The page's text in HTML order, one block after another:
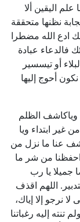
اليقين ألا
نظنها متحققة
ادع الله مضطرا
فالدعاء عبادة
أو تيسسير
أحوج إليها
وياكاشف الظلم
ابتداء ويا
عنا ما نزل من
من شر ما
جميلا يا رب
اللهم اقذف
نرجو إلا إياك،
إليه رغباتنا